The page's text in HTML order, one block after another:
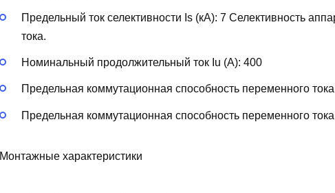
Предельный ток селективности Is (кА): 7 Селективность
тока.
Номинальный продолжительный ток Iu (А): 400
Предельная коммутационная способность переменного
Предельная коммутационная способность переменного
Монтажные характеристики